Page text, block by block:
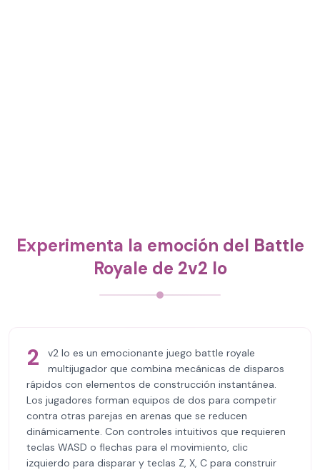
Experimenta la emoción del Battle
Royale de 2v2 Io
2
v2 Io es un emocionante juego battle royale
multijugador que combina mecánicas de disparos
rápidos con elementos de construcción instantánea.
Los jugadores forman equipos de dos para competir
contra otras parejas en arenas que se reducen
dinámicamente. Con controles intuitivos que requieren
teclas WASD o flechas para el movimiento, clic
izquierdo para disparar y teclas Z, X, C para construir